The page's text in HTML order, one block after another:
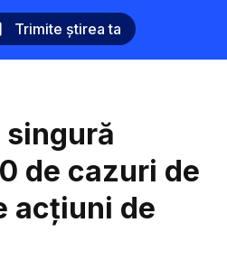
Trimite știrea ta
de cazuri de
acțiuni de